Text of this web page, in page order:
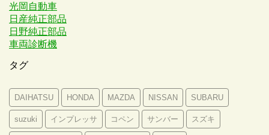
光岡自動車
日産純正部品
日野純正部品
車両診断機
タグ
DAIHATSU HONDA MAZDA NISSAN SUBARU
suzuki インプレッサ コペン サンバー スズキ